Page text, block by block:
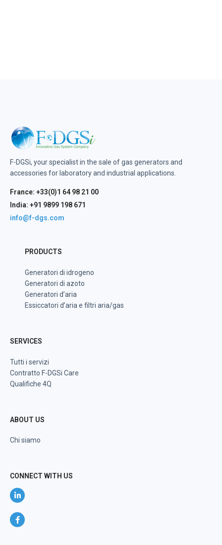
F-DGSi, your specialist in the sale of gas generators and
accessories for laboratory and industrial applications.
France: +33(0)1 64 98 21 00
India: +91 9899 198 671
info@f-dgs.com
PRODUCTS
Generatori di idrogeno
Generatori di azoto
Generatori d’aria
Essiccatori d’aria e filtri aria/gas
SERVICES
Tutti i servizi
Contratto F-DGSi Care
Qualifiche 4Q
ABOUT US
Chi siamo
CONNECT WITH US